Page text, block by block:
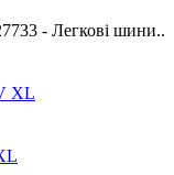
- Легкові шини..